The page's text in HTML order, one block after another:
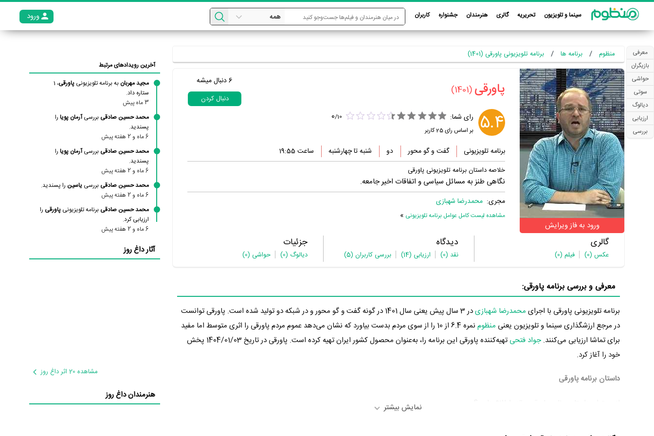
سینما و تلویزیون تحریریه گالری هنرمندان جشنواره کاربران ورود
معرفی
بازیگران
حواشی
سوتی
دیالوگ
ارزیابی
بررسی
منظوم برنامه ها برنامه تلویزیونی پاورقی (1401)
ورود به فاز ویرایش
‏پاورقی‏ (1401)
6دنبال میشه
دنبال کردن
5.4 رای شما: 0/10
بر اساس رای25کاربر
برنامه تلویزیونی گفت و گو محور دو شنبه‌‌ تا چهارشنبه‌ ساعت 19:55
خلاصه داستان برنامه تلویزیونی پاورقی
نگاهی طنز به مسائل سیاسی و اتفاقات اخیر جامعه.
مجری: محمدرضا شهبازی
مشاهده لیست کامل عوامل برنامه تلویزیونی »
گالری
عکس (0) فیلم (0)
دیدگاه
نقد (0) ارزیابی (14) بررسی کاربران (5)
جزئیات
دیالوگ (0) حواشی (0)
معرفی و بررسی برنامه پاورقی:
برنامه تلویزیونی پاورقی با اجرای محمدرضا شهبازی
در 3 سال پیش یعنی سال 1401 در گونه گفت و گو محور و در شبکه دو تولید شده است. پاورقی توانست
در مرجع ارزشگذاری سینما و تلویزیون یعنی منظوم
نمره 6.4 از 10 را از سوی مردم بدست بیاورد که نشان می‌دهد عموم مردم پاورقی را اثری متوسط اما مفید
برای تماشا ارزیابی می‌کنند.جواد فتحی
تهیه‌کننده پاورقی این برنامه را، به‌عنوان محصول کشور ایران تهیه کرده است. پاورقی در تاریخ 1404/01/03 پخش
خود را آغاز کرد.
داستان برنامه پاورقی
نمایش بیشتر
آخرین رویدادهای مرتبط
مجید مهربان به برنامه تلویزیونی پاورقی ، 1
ستاره داد.
3 ماه پیش
محمد حسین صادقی بررسیآرمان پویارا
پسندید.
6 ماه و 2 هفته پیش
محمد حسین صادقی بررسیآرمان پویارا
پسندید.
6 ماه و 2 هفته پیش
محمد حسین صادقی بررسی یاسین را پسندید.
6 ماه و 2 هفته پیش
محمد حسین صادقی برنامه تلویزیونی پاورقی را
ارزیابی کرد.
6 ماه و 2 هفته پیش
آثار داغ روز
مشاهده 20 اثر داغ روز
هنرمندان داغ روز